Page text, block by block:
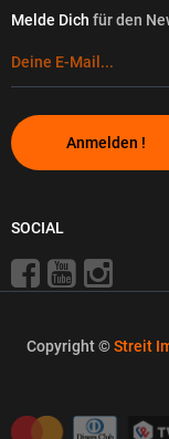
Melde Dich für den
Anmelden !
SOCIAL
Copyright ©Streit